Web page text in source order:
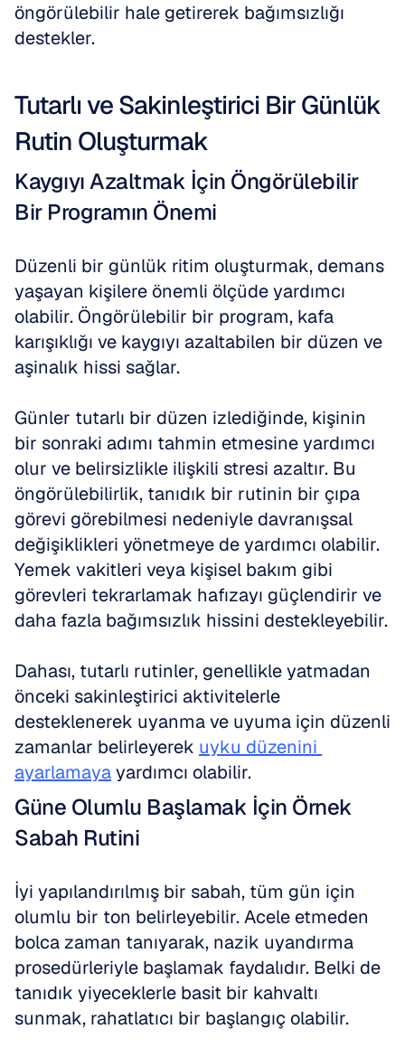
öngörülebilir hale getirerek bağımsızlığı
destekler.
Tutarlı ve Sakinleştirici Bir Günlük
Rutin Oluşturmak
Kaygıyı Azaltmak İçin Öngörülebilir
Bir Programın Önemi
Düzenli bir günlük ritim oluşturmak, demans
yaşayan kişilere önemli ölçüde yardımcı
olabilir. Öngörülebilir bir program, kafa
karışıklığı ve kaygıyı azaltabilen bir düzen ve
aşinalık hissi sağlar.
Günler tutarlı bir düzen izlediğinde, kişinin
bir sonraki adımı tahmin etmesine yardımcı
olur ve belirsizlikle ilişkili stresi azaltır. Bu
öngörülebilirlik, tanıdık bir rutinin bir çıpa
görevi görebilmesi nedeniyle davranışsal
değişiklikleri yönetmeye de yardımcı olabilir.
Yemek vakitleri veya kişisel bakım gibi
görevleri tekrarlamak hafızayı güçlendirir ve
daha fazla bağımsızlık hissini destekleyebilir.
Dahası, tutarlı rutinler, genellikle yatmadan
önceki sakinleştirici aktivitelerle
desteklenerek uyanma ve uyuma için düzenli
zamanlar belirleyerek uyku düzenini
ayarlamaya yardımcı olabilir.
Güne Olumlu Başlamak İçin Örnek
Sabah Rutini
İyi yapılandırılmış bir sabah, tüm gün için
olumlu bir ton belirleyebilir. Acele etmeden
bolca zaman tanıyarak, nazik uyandırma
prosedürleriyle başlamak faydalıdır. Belki de
tanıdık yiyeceklerle basit bir kahvaltı
sunmak, rahatlatıcı bir başlangıç olabilir.